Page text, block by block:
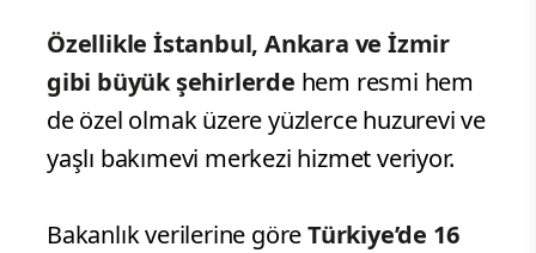
Özellikle İstanbul, Ankara ve İzmir
gibi büyük şehirlerde hem resmi hem
de özel olmak üzere yüzlerce huzurevi ve
yaşlı bakımevi merkezi hizmet veriyor.
Bakanlık verilerine göreTürkiye’de 16